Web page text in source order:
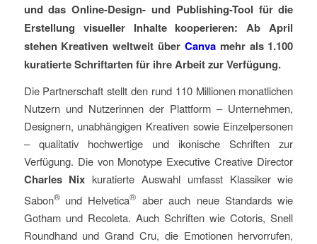
und das Online-Design- und Publishing-Tool für die
Erstellung visueller Inhalte kooperieren: Ab April
stehen Kreativen weltweit über Canvamehr als 1.100
kuratierte Schriftarten für ihre Arbeit zur Verfügung.
Die Partnerschaft stellt den rund 110 Millionen monatlichen
Nutzern und Nutzerinnen der Plattform – Unternehmen,
Designern, unabhängigen Kreativen sowie Einzelpersonen
– qualitativ hochwertige und ikonische Schriften zur
Verfügung. Die von Monotype Executive Creative Director
Charles Nix kuratierte Auswahl umfasst Klassiker wie
Sabon® und Helvetica® aber auch neue Standards wie
Gotham und Recoleta. Auch Schriften wie Cotoris, Snell
Roundhand und Grand Cru, die Emotionen hervorrufen,